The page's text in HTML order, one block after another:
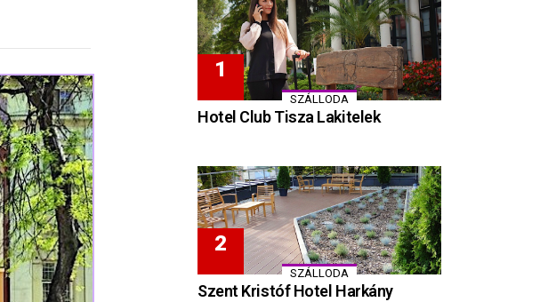
SZÁLLODA
Hotel Club Tisza Lakitelek
SZÁLLODA
Szent Kristóf Hotel Harkány